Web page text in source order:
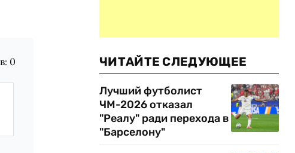
0 ЧИТАЙТЕ СЛЕДУЮЩЕЕ
Лучший футболист
ЧМ-2026 отказал
"Реалу" ради перехода в
"Барселону"